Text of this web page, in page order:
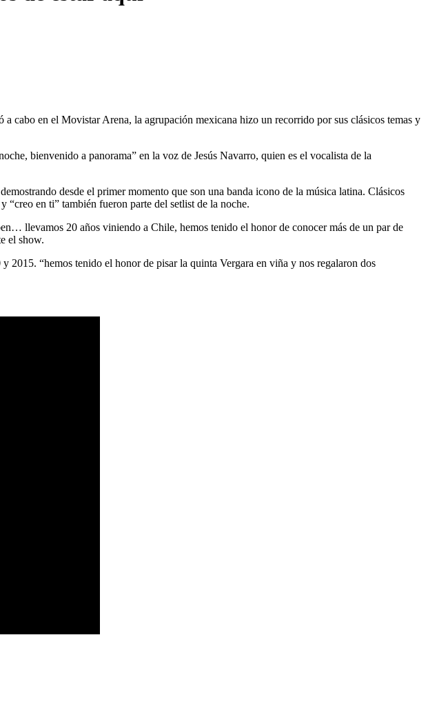
cabo en el Movistar Arena, la agrupación mexicana hizo un recorrido por sus clásicos temas y
bienvenido a panorama” en la voz de Jesús Navarro, quien es el vocalista de la
desde el primer momento que son una banda icono de la música latina. Clásicos
“creo en ti” también fueron parte del setlist de la noche.
llevamos 20 años viniendo a Chile, hemos tenido el honor de conocer más de un par de
el show.
2015. “hemos tenido el honor de pisar la quinta Vergara en viña y nos regalaron dos